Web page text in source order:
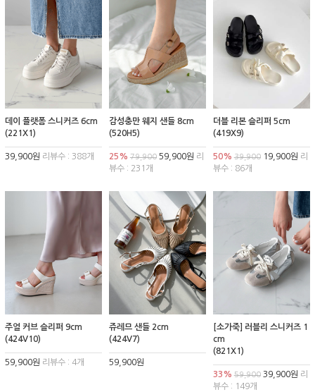
데이 플랫폼 스니커즈 6cm
(221X1)
39,900원 리뷰수 : 388개
감성충만 웨지 샌들 8cm
(520H5)
25% 79,90059,900원 리
뷰수 : 231개
더블 리본 슬리퍼 5cm
(419X9)
50% 39,90019,900원 리
뷰수 : 86개
주얼 커브 슬리퍼 9cm
(424V10)
59,900원 리뷰수 : 4개
쥬레므 샌들 2cm
(424V7)
59,900원
[소가죽] 러블리 스니커즈 1
cm
(821X1)
33% 59,90039,900원 리
뷰수 : 149개